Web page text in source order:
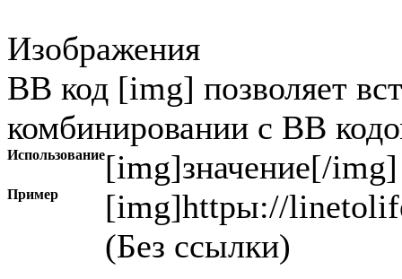
Изображения
BB код [img] позволяет
комбинировании с BB
Использование[img]значение[/img]
Пример
[img]httpы://
(Без ссылки)